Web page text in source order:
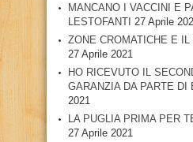
MANCANO I VACCINI E
LESTOFANTI 27 Aprile
ZONE CROMATICHE E
27 Aprile 2021
HO RICEVUTO IL
GARANZIA DA PARTE DI
2021
LA PUGLIA PRIMA PER
27 Aprile 2021